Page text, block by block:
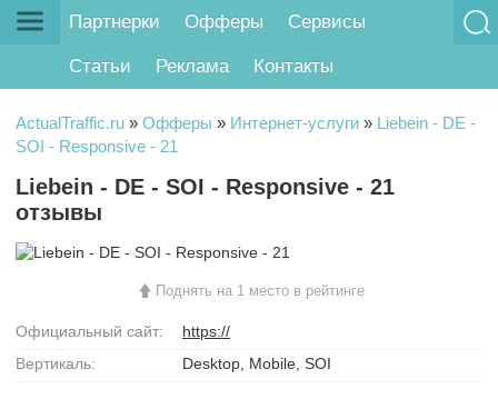
Партнерки Офферы Сервисы
Статьи Реклама Контакты
ActualTraffic.ru » Офферы » Интернет-услуги » Liebein - DE -
SOI - Responsive - 21
Liebein - DE - SOI - Responsive - 21
отзывы
Поднять на 1 место в рейтинге
Официальный сайт:
https://
Вертикаль:
Desktop, Mobile, SOI